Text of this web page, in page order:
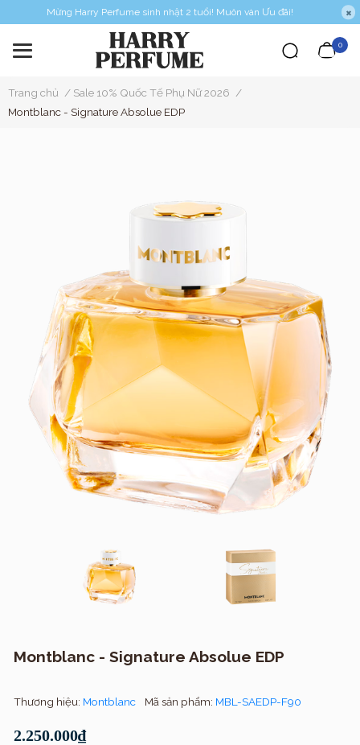
Mừng Harry Perfume sinh nhật 2 tuổi! Muôn vàn Ưu đãi!
0
Trang chủ / Sale 10% Quốc Tế Phụ Nữ 2026 /
Montblanc - Signature Absolue EDP
Montblanc - Signature Absolue EDP
Thương hiệu: Montblanc Mã sản phẩm: MBL-SAEDP-F90
2.250.000₫